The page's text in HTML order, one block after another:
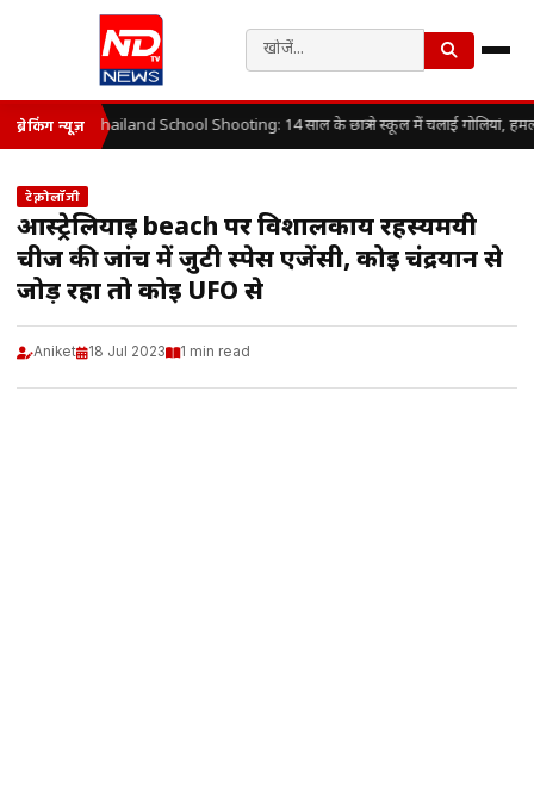
ब्रेकिंग न्यूज़ Thailand School Shooting: 14 साल के छात्र ने स्कूल में चलाई गोलियां,
टेक्नोलॉजी
आस्ट्रेलियाई beach पर विशालकाय रहस्यमयी
चीज की जांच में जुटी स्पेस एजेंसी, कोई चंद्रयान से
जोड़ रहा तो कोई UFO से
Aniket 18 Jul 2023 1 min read